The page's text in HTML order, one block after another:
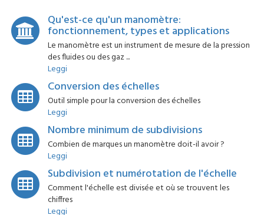
Qu'est-ce qu'un manomètre:
fonctionnement, types et applications
Le manomètre est un instrument de mesure de la pression
des fluides ou des gaz ...
Leggi
Conversion des échelles
Outil simple pour la conversion des échelles
Leggi
Nombre minimum de subdivisions
Combien de marques un manomètre doit-il avoir ?
Leggi
Subdivision et numérotation de l'échelle
Comment l'échelle est divisée et où se trouvent les
chiffres
Leggi